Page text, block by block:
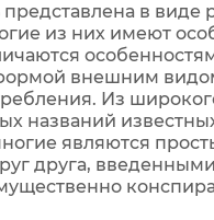
в виде
из них имеют
внешним
Из
названий
являются
друга,